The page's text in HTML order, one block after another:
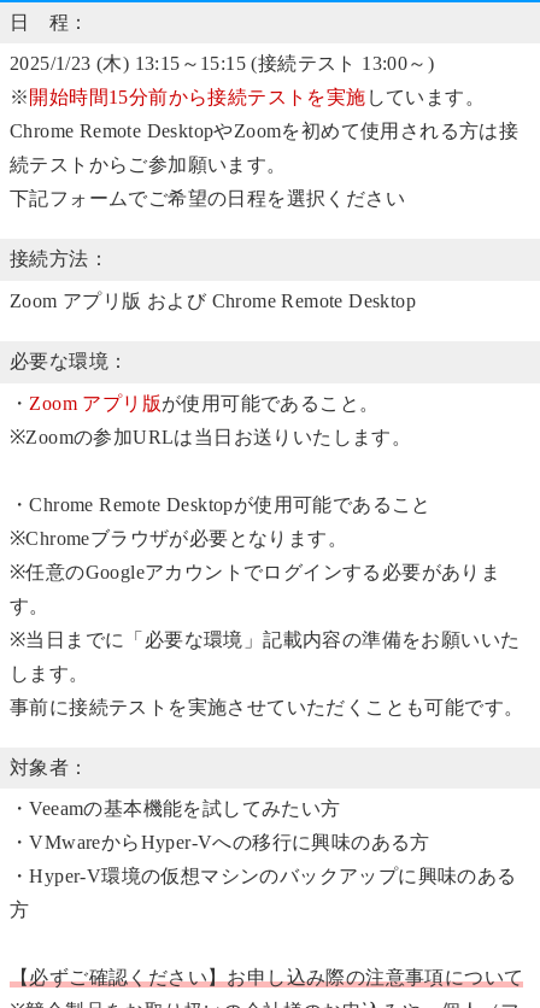
日 程：
2025/1/23 (木) 13:15～15:15 (接続テスト 13:00～)
※ 開始時間15分前から接続テストを実施 しています。
Chrome Remote DesktopやZoomを初めて使用される方は接
続テストからご参加願います。
下記フォームでご希望の日程を選択ください
接続方法：
Zoom アプリ版 および Chrome Remote Desktop
必要な環境：
・ Zoom アプリ版が使用可能であること。
※Zoomの参加URLは当日お送りいたします。
・Chrome Remote Desktopが使用可能であること
※Chromeブラウザが必要となります。
※任意のGoogleアカウントでログインする必要がありま
す。
※当日までに「必要な環境」記載内容の準備をお願いいた
します。
事前に接続テストを実施させていただくことも可能です。
対象者：
・Veeamの基本機能を試してみたい方
・VMwareからHyper-Vへの移行に興味のある方
・Hyper-V環境の仮想マシンのバックアップに興味のある
方
【必ずご確認ください】お申し込み際の注意事項について